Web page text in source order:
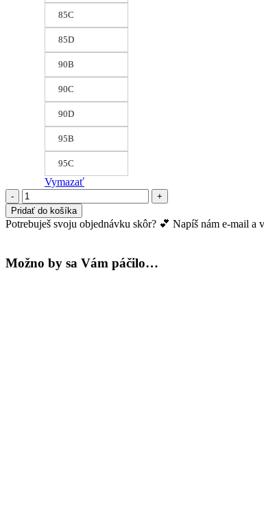
85C
85D
90B
90C
90D
95B
95C
Vymazať
množstvo
Vystužená
podprsenka
Grace
Pridať do košíka
Potrebuješ svoju objednávku skôr? 💕 Napíš nám e-mail
Možno by sa Vám páčilo…